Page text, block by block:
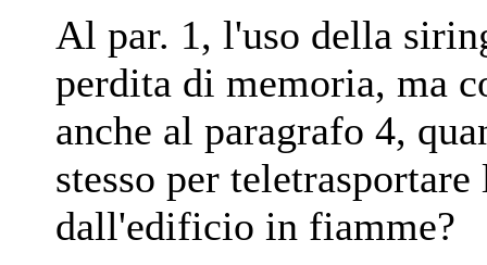
Al par. 1, l'uso della
perdita di memoria, ma
anche al paragrafo 4,
stesso per
dall'edificio in fiamme?